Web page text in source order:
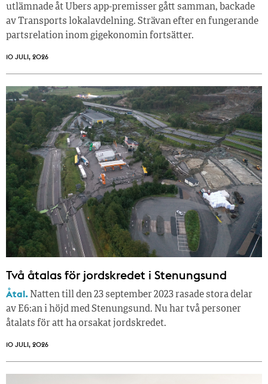
utlämnade åt Ubers app-premisser gått samman, backade
av Transports lokalavdelning. Strävan efter en fungerande
partsrelation inom gigekonomin fortsätter.
10 JULI, 2026
Två åtalas för jordskredet i Stenungsund
Åtal. Natten till den 23 september 2023 rasade stora delar
av E6:an i höjd med Stenungsund. Nu har två personer
åtalats för att ha orsakat jordskredet.
10 JULI, 2026